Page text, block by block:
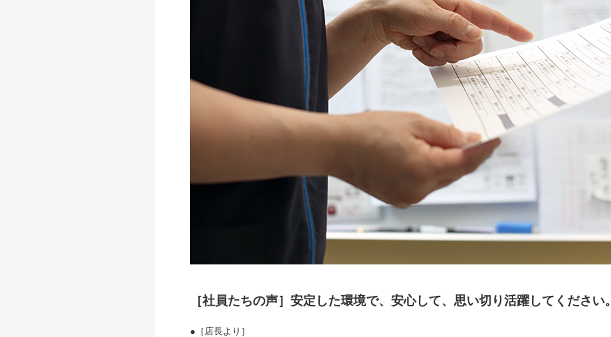
［社員たちの声］安定した環境で、安心して、思い切り活躍してください。
●［店長より］